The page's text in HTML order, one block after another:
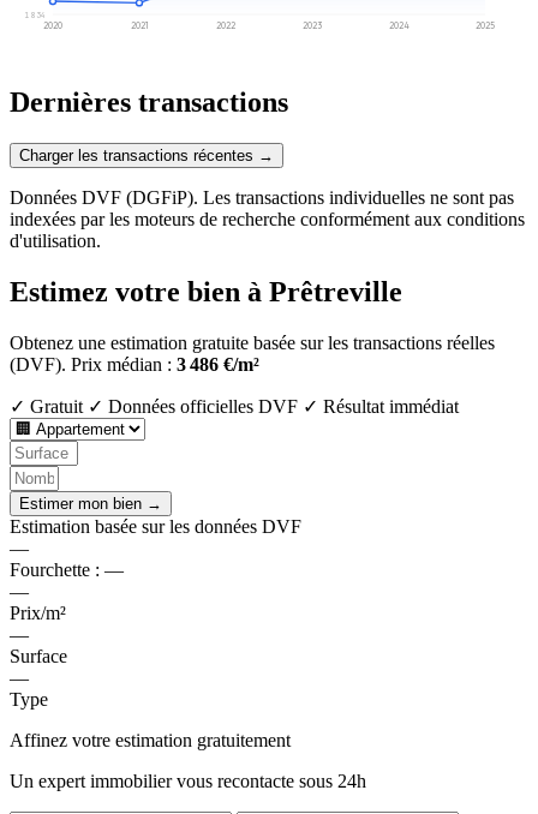
1 834
2020 2021 2022 2023 2024 2025
Dernières transactions
Charger les transactions récentes →
Données DVF (DGFiP). Les transactions individuelles ne sont pas
indexées par les moteurs de recherche conformément aux conditions
d'utilisation.
Estimez votre bien à Prêtreville
Obtenez une estimation gratuite basée sur les transactions réelles
(DVF). Prix médian : 3 486 €/m²
✓ Gratuit ✓ Données officielles DVF ✓ Résultat immédiat
Estimer mon bien →
Estimation basée sur les données DVF
—
Fourchette : —
—
Prix/m²
—
Surface
—
Type
Affinez votre estimation gratuitement
Un expert immobilier vous recontacte sous 24h